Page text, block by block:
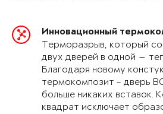
Инновационный
Терморазрыв, который
двух дверей в одной —
Благодаря новому
термокомпозит - дверь
больше никаких вставок.
квадрат исключает